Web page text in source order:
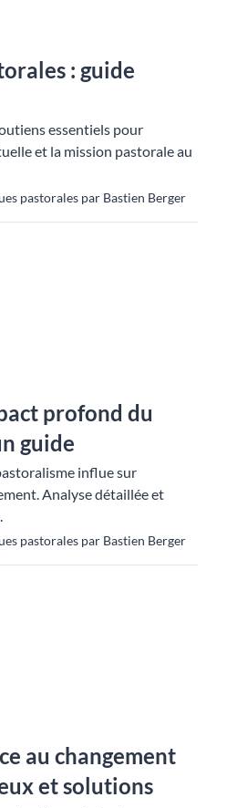
: guide
essentiels pour
et la mission pastorale au
pastorales par Bastien Berger
profond du
guide
influe sur
Analyse détaillée et
pastorales par Bastien Berger
au changement
et solutions